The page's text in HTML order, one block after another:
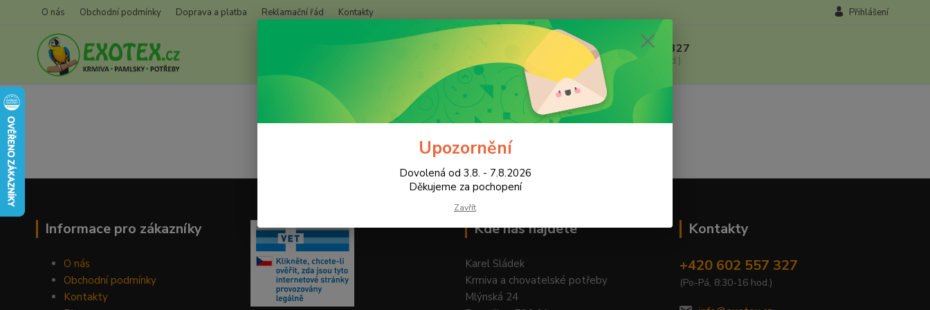
O nás Obchodní podmínky Doprava a platba Reklamační řád Kontakty Přihlášení
+420 602 557 327
(Po-Pá, 8:30-16 hod.)
Informace pro zákazníky
O nás
Obchodní podmínky
Kontakty
Kde nás najdete
Karel Sládek
Krmiva a chovatelské potřeby
Mlýnská 24
Kontakty
+420 602 557 327
(Po-Pá, 8:30-16 hod.)
Upozornění
Dovolená od 3.8. - 7.8.2026
Děkujeme za pochopení
Zavřít